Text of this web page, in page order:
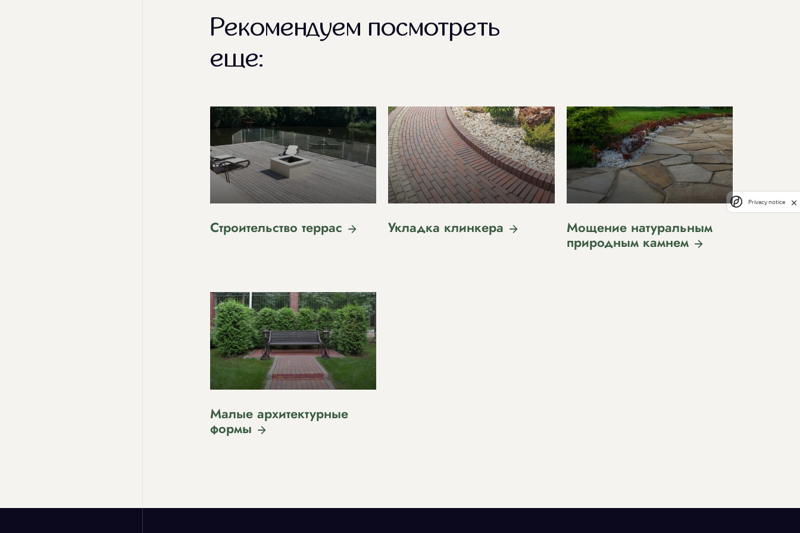
Рекомендуем посмотреть
еще:
Строительство террас Укладка клинкера
Мощение натуральным
природным камнем
Малые архитектурные
формы
Privacy notice